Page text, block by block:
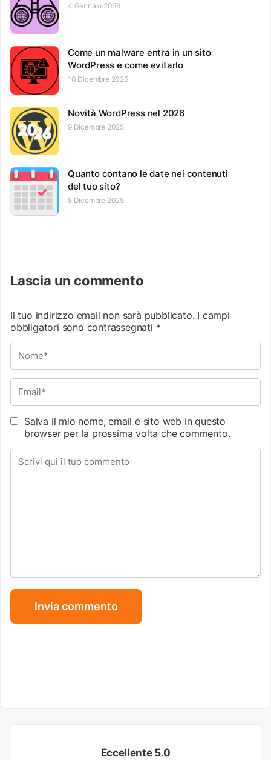
4 Gennaio 2026
Come un malware entra in un sito
WordPress e come evitarlo
10 Dicembre 2025
Novità WordPress nel 2026
9 Dicembre 2025
Quanto contano le date nei contenuti
del tuo sito?
8 Dicembre 2025
Lascia un commento
Il tuo indirizzo email non sarà pubblicato. I campi
obbligatori sono contrassegnati *
Salva il mio nome, email e sito web in questo
browser per la prossima volta che commento.
Eccellente 5.0